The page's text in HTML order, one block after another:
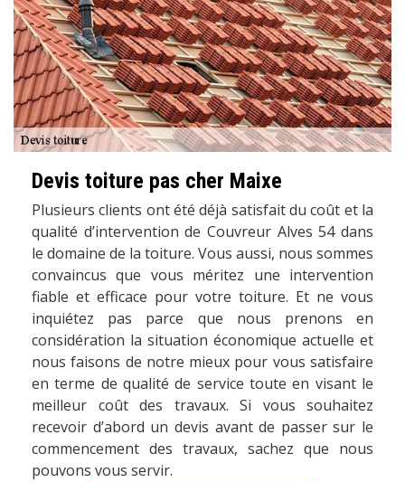
Devis toiture pas cher Maixe
Plusieurs clients ont été déjà satisfait du coût et la
qualité d’intervention de Couvreur Alves 54 dans
le domaine de la toiture. Vous aussi, nous sommes
convaincus que vous méritez une intervention
fiable et efficace pour votre toiture. Et ne vous
inquiétez pas parce que nous prenons en
considération la situation économique actuelle et
nous faisons de notre mieux pour vous satisfaire
en terme de qualité de service toute en visant le
meilleur coût des travaux. Si vous souhaitez
recevoir d’abord un devis avant de passer sur le
commencement des travaux, sachez que nous
pouvons vous servir.